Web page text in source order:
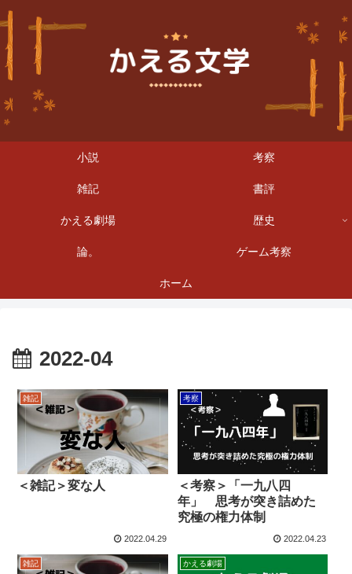
小説 考察
雑記 書評
かえる劇場 歴史
論。 ゲーム考察
ホーム
2022-04
雑記
＜雑記＞変な人
2022.04.29
考察
＜考察＞「一九八四
年」 思考が突き詰めた
究極の権力体制
2022.04.23
雑記 かえる劇場